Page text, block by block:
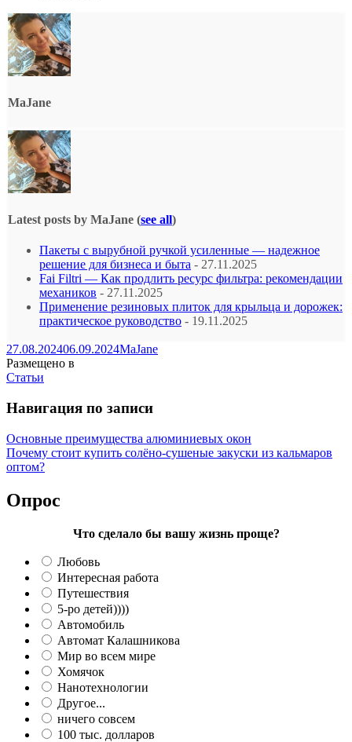
MaJane
Latest posts by MaJane (see all)
Пакеты с вырубной ручкой усиленные — надежное
решение для бизнеса и быта - 27.11.2025
Fai Filtri — Как продлить ресурс фильтра: рекомендации
механиков - 27.11.2025
Применение резиновых плиток для крыльца и дорожек:
практическое руководство - 19.11.2025
27.08.202406.09.2024MaJane
Размещено в
Статьи
Навигация по записи
Основные преимущества алюминиевых окон
Почему стоит купить солёно-сушеные закуски из кальмаров
оптом?
Опрос
Что сделало бы вашу жизнь проще?
Любовь
Интересная работа
Путешествия
5-ро детей))))
Автомобиль
Автомат Калашникова
Мир во всем мире
Хомячок
Нанотехнологии
Другое...
ничего совсем
100 тыс. долларов